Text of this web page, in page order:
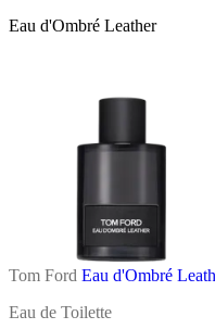
Eau d'Ombré Leather
Tom Ford Eau d'Ombré
Eau de Toilette